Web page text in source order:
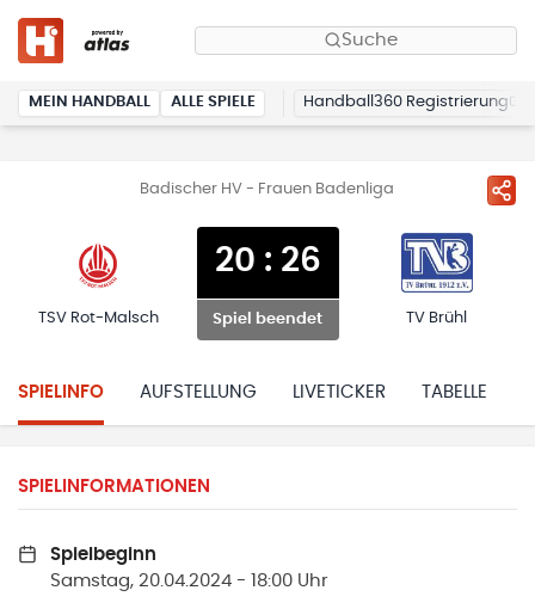
Suche
MEIN HANDBALL ALLE SPIELE Handball360 Registrierung
Badischer HV - Frauen Badenliga
TSV Rot-Malsch
20 : 26
Spiel beendet TV Brühl
SPIELINFO AUFSTELLUNG LIVETICKER TABELLE
SPIELINFORMATIONEN
Spielbeginn
Samstag, 20.04.2024 - 18:00 Uhr